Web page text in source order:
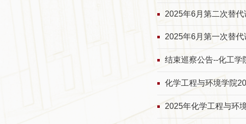
2025年6月第二次替
2025年6月第一次替
结束巡察公告--化工学
化学工程与环境学院
2025年化学工程与环